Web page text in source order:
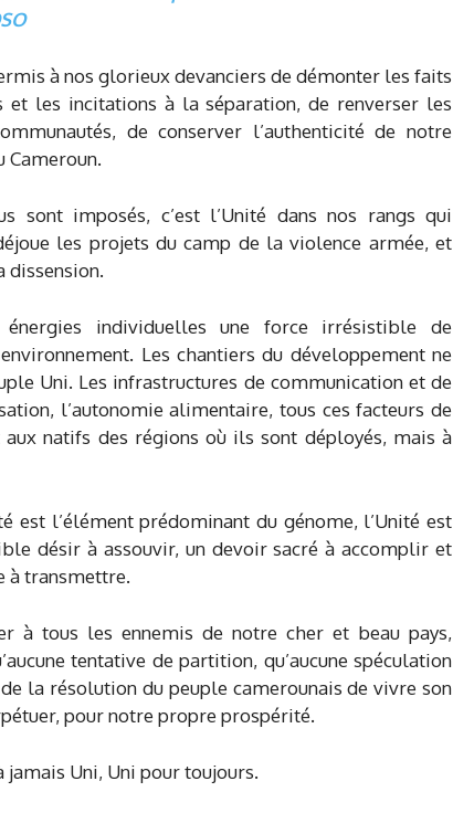
à nos glorieux devanciers de démonter les faits
et les incitations à la séparation, de renverser les
de conserver l’authenticité de notre
Cameroun.
sont imposés, c’est l’Unité dans nos rangs qui
les projets du camp de la violence armée, et
dissension.
individuelles une force irrésistible de
Les chantiers du développement ne
Uni. Les infrastructures de communication et de
l’autonomie alimentaire, tous ces facteurs de
natifs des régions où ils sont déployés, mais à
est l’élément prédominant du génome, l’Unité est
désir à assouvir, un devoir sacré à accomplir et
à transmettre.
à tous les ennemis de notre cher et beau pays,
tentative de partition, qu’aucune spéculation
la résolution du peuple camerounais de vivre son
pour notre propre prospérité.
jamais Uni, Uni pour toujours.